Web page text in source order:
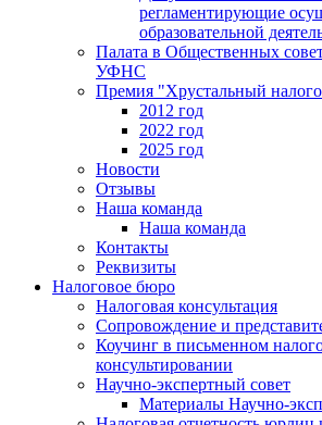
регламентирующие
образовательной
Палата в Общественных
УФНС
Премия "Хрустальный
2012 год
2022 год
2025 год
Новости
Отзывы
Наша команда
Наша команда
Контакты
Реквизиты
Налоговое бюро
Налоговая консультация
Cопровождение и
Коучинг в письменном
консультировании
Научно-экспертный совет
Материалы Научно-